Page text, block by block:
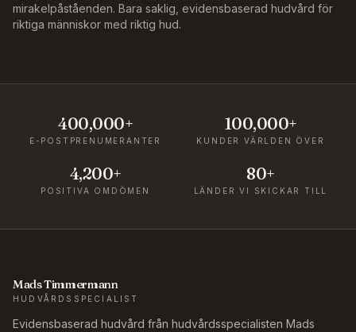
mirakelpåståenden. Bara saklig, evidensbaserad hudvård för
riktiga människor med riktig hud.
400,000+
E-POSTPRENUMERANTER
100,000+
KUNDER VÄRLDEN ÖVER
4,200+
POSITIVA OMDÖMEN
80+
LÄNDER VI SKICKAR TILL
Mads Timmermann
HUDVÅRDSSPECIALIST
Evidensbaserad hudvård från hudvårdsspecialisten Mads